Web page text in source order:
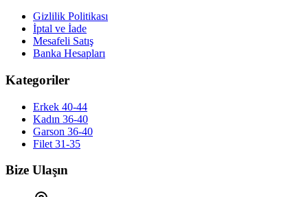
Gizlilik Politikası
İptal ve İade
Mesafeli Satış
Banka Hesapları
Kategoriler
Erkek 40-44
Kadın 36-40
Garson 36-40
Filet 31-35
Bize Ulaşın